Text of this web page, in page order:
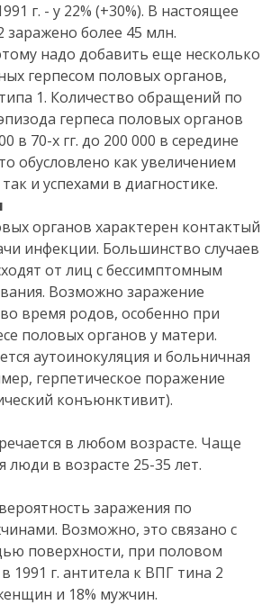
г. - у 22% (+30%). В настоящее
заражено более 45 млн.
надо добавить еще несколько
герпесом половых органов,
1. Количество обращений по
герпеса половых органов
в 70-х гг. до 200 000 в середине
обусловлено как увеличением
и успехами в диагностике.
органов характерен контактый
инфекции. Большинство случаев
от лиц с бессимптомным
Возможно заражение
время родов, особенно при
половых органов у матери.
аутоинокуляция и больничная
герпетическое поражение
конъюнктивит).
в любом возрасте. Чаще
люди в возрасте 25-35 лет.
заражения по
Возможно, это связано с
поверхности, при половом
1991 г. антитела к ВПГ тина 2
и 18% мужчин.